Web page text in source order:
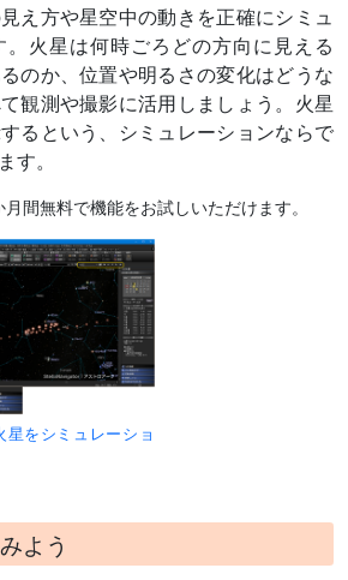
え方や星空中の動きを正確にシミュ
。火星は何時ごろどの方向に見える
のか、位置や明るさの変化はどうな
観測や撮影に活用しましょう。火星
るという、シミュレーションならで
す。
月間無料で機能をお試しいただけます。
をシミュレーショ
よう